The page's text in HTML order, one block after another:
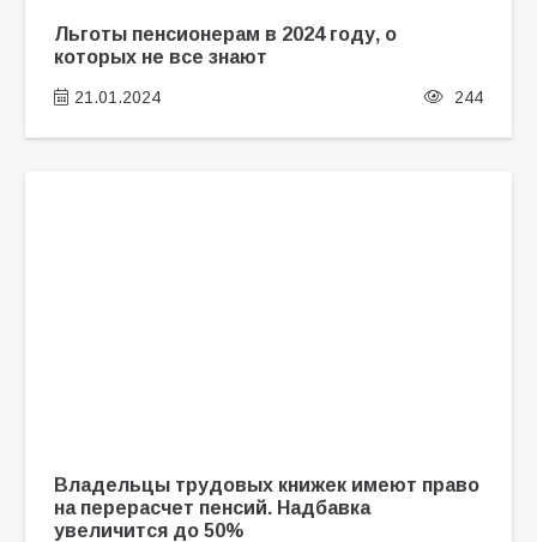
Льготы пенсионерам в 2024 году, о
которых не все знают
21.01.2024 244
Владельцы трудовых книжек имеют право
на перерасчет пенсий. Надбавка
увеличится до 50%